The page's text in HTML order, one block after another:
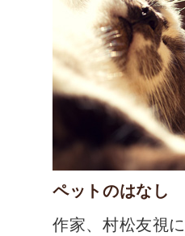
ペットのはなし
作家、村松友視